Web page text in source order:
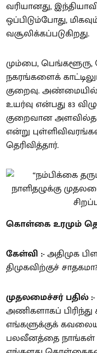
வரியானது,
ஒப்பிடும்போது,
வசூலிக்கப்படுகிறது.
மும்பை,
நகரங்களைக்
குறைவு. அண்மையில்
உயர்வு என்பது 83
குறைவான
என்று
தெரிவித்தார்.
கொள்கை உரமும்
கேள்வி :-அதிமுக
திமுகவிற்குச்
முதலமைச்சர் பதில் :-
அணிகளாகப் பிரிந்து
எங்களுக்குக்
பலவீனத்தை நாங்கள்